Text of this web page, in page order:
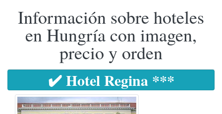
Información sobre hoteles
en Hungría con imagen,
precio y orden
✔️ Hotel Regina ***